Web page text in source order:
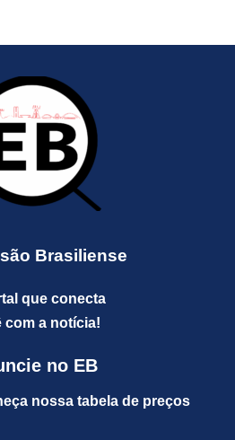
Brasiliense
que conecta
com a notícia!
no EB
nossa tabela de preços